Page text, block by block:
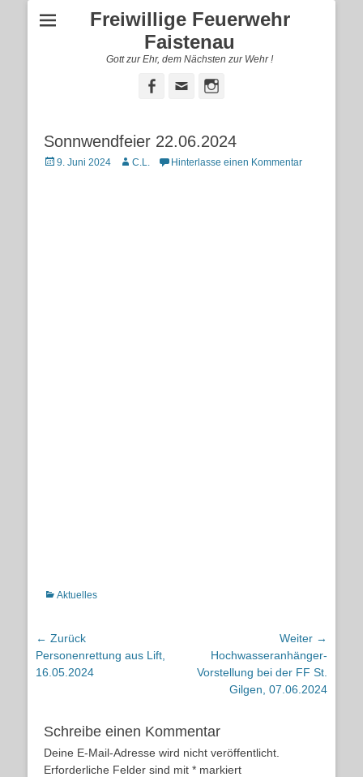
Freiwillige Feuerwehr
Faistenau
Gott zur Ehr, dem Nächsten zur Wehr !
Facebook
Sonnwendfeier 22.06.2024
Posted
9. Juni 2024 AutorC.L. Hinterlasse einen Kommentar
Kategorien
Aktuelles
Beitragsnavigation
← Zurück
Vorheriger
Beitrag:
Personenrettung aus Lift,
16.05.2024
Weiter →
Nächster
Beitrag:
Hochwasseranhänger-
Vorstellung bei der FF St.
Gilgen, 07.06.2024
Schreibe einen Kommentar
Deine E-Mail-Adresse wird nicht veröffentlicht.
Erforderliche Felder sind mit * markiert